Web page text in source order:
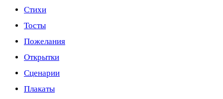
Стихи
Тосты
Пожелания
Открытки
Сценарии
Плакаты